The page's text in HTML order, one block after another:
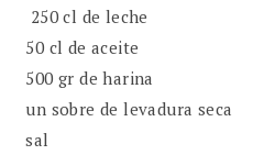
250 cl de leche
50 cl de aceite
500 gr de harina
un sobre de levadura seca
sal